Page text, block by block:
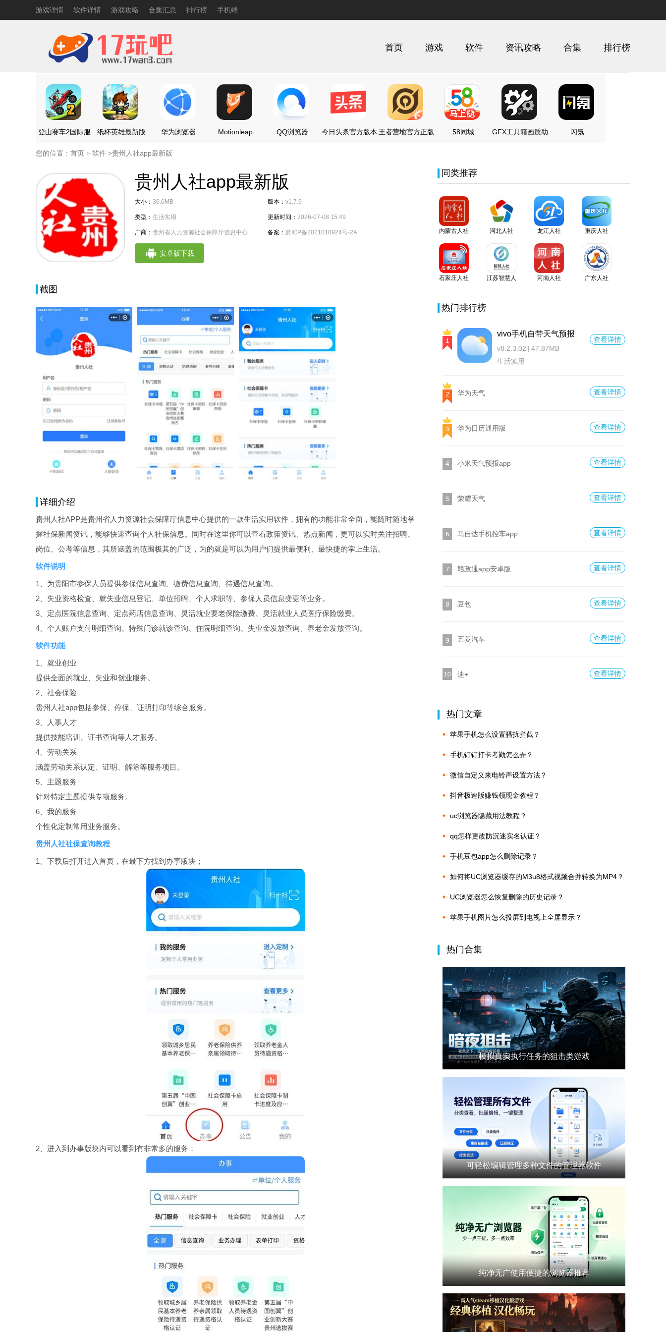
游戏详情 软件详情 游戏攻略 合集汇总 排行榜 手机端
首页 游戏 软件 资讯攻略 合集 排行榜
登山赛车2国际服 纸杯英雄最新版 华为浏览器 Motionleap QQ浏览器 今日头条官方版本 王者营地官方正版 58同城
GFX工具箱画质助
闪氪
您的位置： 首页 > 软件 >贵州人社app最新版
贵州人社app最新版
大小： 36.6MB 版本： v1.7.9
类型： 生活实用 更新时间： 2026-07-08 15:49
厂商： 贵州省人力资源社会保障厅信息中心 备案： 黔ICP备2021010924号-2A
安卓版下载
截图
详细介绍
贵州人社APP是贵州省人力资源社会保障厅信息中心提供的一款生活实用软件，拥有的功能非常全面，能随时随地掌
握社保新闻资讯，能够快速查询个人社保信息。同时在这里你可以查看政策资讯、热点新闻，更可以实时关注招聘、
岗位、公考等信息，其所涵盖的范围极其的广泛，为的就是可以为用户们提供最便利、最快捷的掌上生活。
软件说明
1、为贵阳市参保人员提供参保信息查询、缴费信息查询、待遇信息查询。
2、失业资格检查、就失业信息登记、单位招聘、个人求职等、参保人员信息变更等业务。
3、定点医院信息查询、定点药店信息查询、灵活就业要老保险缴费、灵活就业人员医疗保险缴费。
4、个人账户支付明细查询、特殊门诊就诊查询、住院明细查询、失业金发放查询、养老金发放查询。
软件功能
1、就业创业
提供全面的就业、失业和创业服务。
2、社会保险
贵州人社app包括参保、停保、证明打印等综合服务。
3、人事人才
提供技能培训、证书查询等人才服务。
4、劳动关系
涵盖劳动关系认定、证明、解除等服务项目。
5、主题服务
针对特定主题提供专项服务。
6、我的服务
个性化定制常用业务服务。
贵州人社社保查询教程
1、下载后打开进入首页，在最下方找到办事版块；
2、进入到办事版块内可以看到有非常多的服务；
同类推荐
内蒙古人社 河北人社 龙江人社
重庆人社
石家庄人社
江苏智慧人
河南人社
广东人社
热门排行榜
vivo手机自带天气预报
v8.2.3.02 | 47.87MB
生活实用
查看详情
华为天气 查看详情
华为日历通用版 查看详情
小米天气预报app 查看详情
荣耀天气 查看详情
马自达手机控车app 查看详情
赣政通app安卓版 查看详情
豆包 查看详情
五菱汽车 查看详情
迪+ 查看详情
热门文章
苹果手机怎么设置骚扰拦截？
手机钉钉打卡考勤怎么弄？
微信自定义来电铃声设置方法？
抖音极速版赚钱领现金教程？
uc浏览器隐藏用法教程？
qq怎样更改防沉迷实名认证？
手机豆包app怎么删除记录？
如何将UC浏览器缓存的M3u8格式视频合并转换为MP4？
UC浏览器怎么恢复删除的历史记录？
苹果手机图片怎么投屏到电视上全屏显示？
热门合集
模拟真实执行任务的狙击类游戏
可轻松编辑管理多种文件的管理器软件
纯净无广使用便捷的浏览器推荐